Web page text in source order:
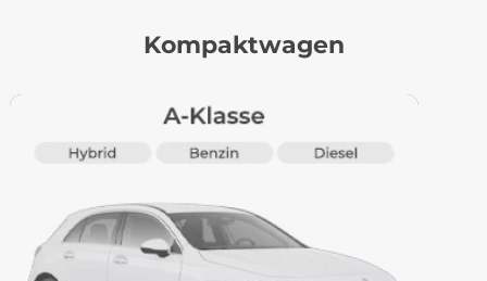
Kompaktwagen